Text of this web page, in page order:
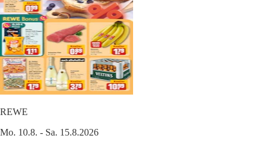
REWE
Mo. 10.8. - Sa. 15.8.2026